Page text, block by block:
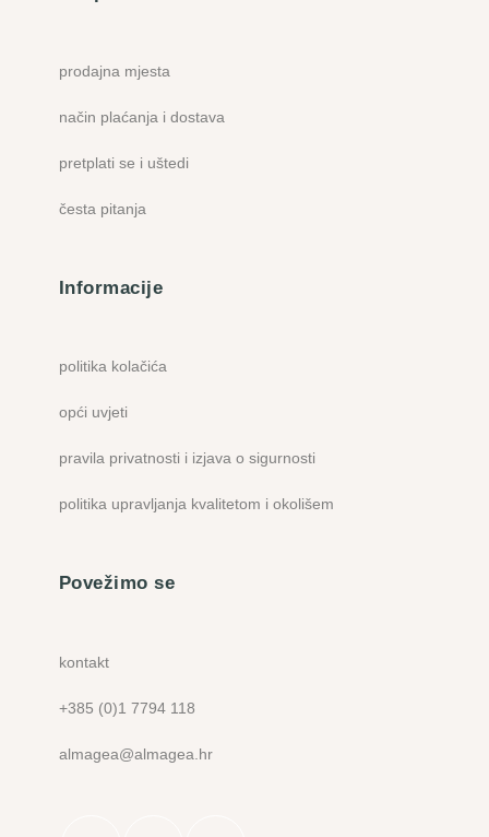
prodajna mjesta
način plaćanja i dostava
pretplati se i uštedi
česta pitanja
Informacije
politika kolačića
opći uvjeti
pravila privatnosti i izjava o sigurnosti
politika upravljanja kvalitetom i okolišem
Povežimo se
kontakt
+385 (0)1 7794 118
almagea@almagea.hr